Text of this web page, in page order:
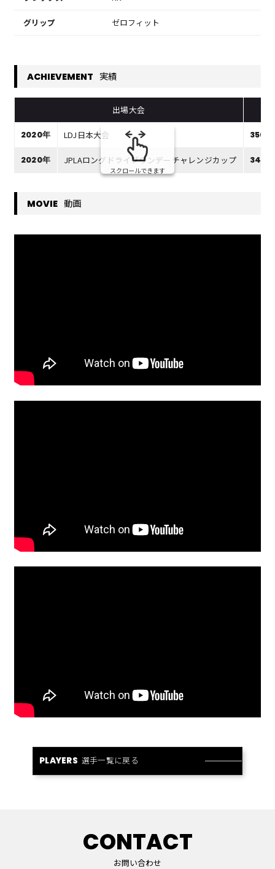
グリップ ゼロフィット
ACHIEVEMENT 実績
出場大会
2020年 LDJ日本大会
2020年 JPLAロングドライブワンデーチャレンジカップ
スクロールできます
MOVIE 動画
PLAYERS 選手一覧に戻る
CONTACT
お問い合わせ